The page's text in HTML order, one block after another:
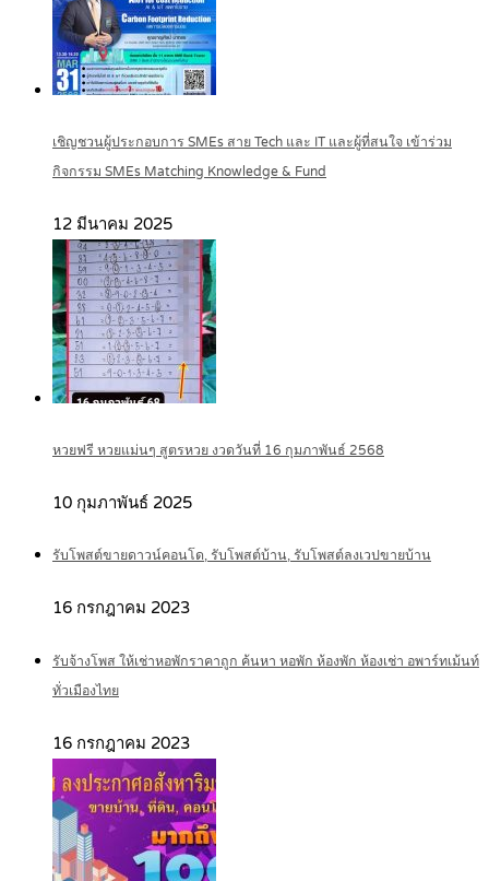
เชิญชวนผู้ประกอบการ SMEs สาย Tech และ IT และผู้ที่สนใจ เข้าร่วม
กิจกรรม SMEs Matching Knowledge & Fund
12 มีนาคม 2025
หวยฟรี หวยแม่นๆ สูตรหวย งวดวันที่ 16 กุมภาพันธ์ 2568
10 กุมภาพันธ์ 2025
รับโพสต์ขายดาวน์คอนโด, รับโพสต์บ้าน, รับโพสต์ลงเวปขายบ้าน
16 กรกฎาคม 2023
รับจ้างโพส ให้เช่าหอพักราคาถูก ค้นหา หอพัก ห้องพัก ห้องเช่า อพาร์ทเม้นท์
ทั่วเมืองไทย
16 กรกฎาคม 2023